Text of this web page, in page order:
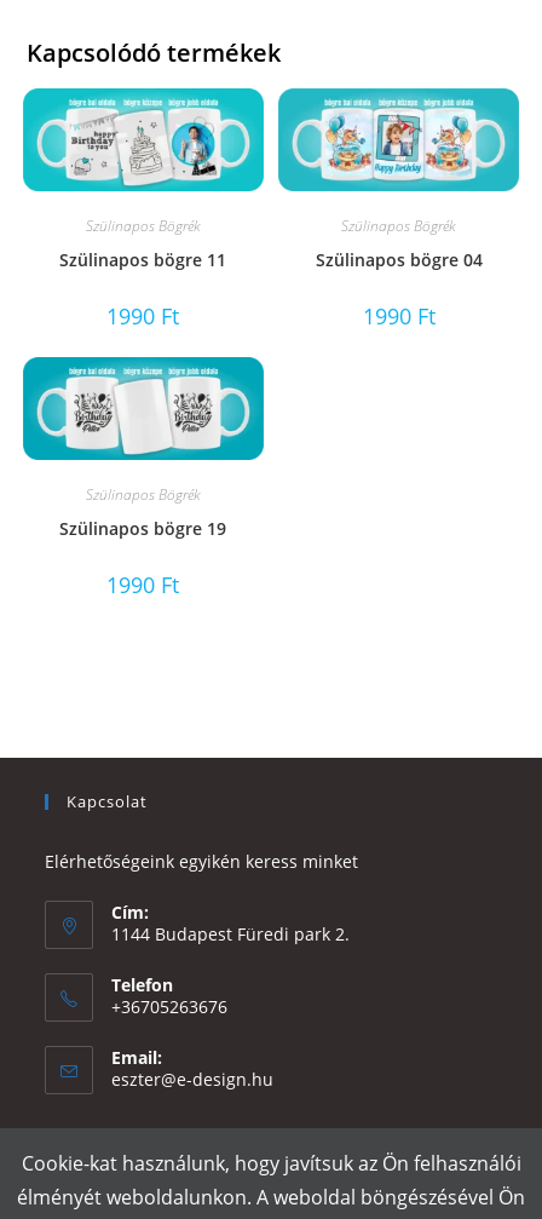
Kapcsolódó termékek
Szülinapos Bögrék
Szülinapos bögre 11
1990 Ft
Szülinapos Bögrék
Szülinapos bögre 04
1990 Ft
Szülinapos Bögrék
Szülinapos bögre 19
1990 Ft
Kapcsolat
Elérhetőségeink egyikén keress minket
Cím:
1144 Budapest Füredi park 2.
Telefon
+36705263676
Email:
eszter@e-design.hu
Rólunk Szállítás és fizetés Adatvédelmi tájékoztató
ÁSZF
Cookie-kat használunk, hogy javítsuk az Ön felhasználói
élményét weboldalunkon. A weboldal böngészésével Ön